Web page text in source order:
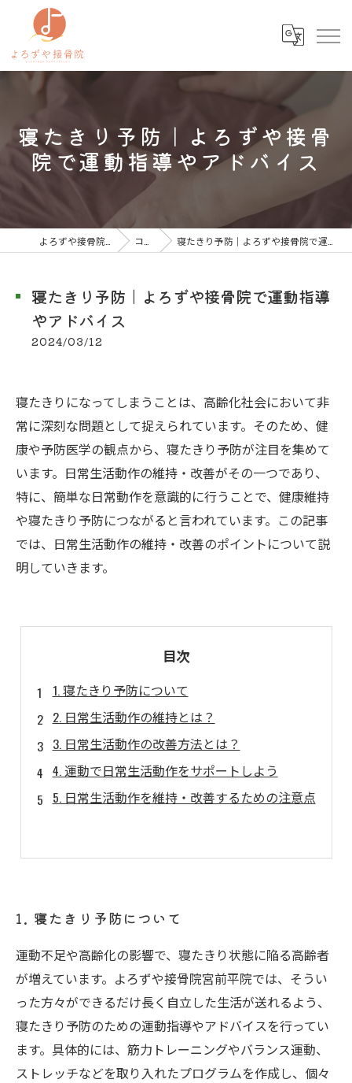
寝たきり予防｜よろずや接骨
院で運動指導やアドバイス
コラム 寝たきり予防｜よろずや接骨院で運動指導やアドバイス
寝たきり予防｜よろずや接骨院で運動指導
やアドバイス
2024/03/12
寝たきりになってしまうことは、高齢化社会において非
常に深刻な問題として捉えられています。そのため、健
康や予防医学の観点から、寝たきり予防が注目を集めて
います。日常生活動作の維持・改善がその一つであり、
特に、簡単な日常動作を意識的に行うことで、健康維持
や寝たきり予防につながると言われています。この記事
では、日常生活動作の維持・改善のポイントについて説
明していきます。
目次
1. 寝たきり予防について
2. 日常生活動作の維持とは？
3. 日常生活動作の改善方法とは？
4. 運動で日常生活動作をサポートしよう
5. 日常生活動作を維持・改善するための注意点
1. 寝たきり予防について
運動不足や高齢化の影響で、寝たきり状態に陥る高齢者
が増えています。よろずや接骨院宮前平院では、そうい
った方々ができるだけ長く自立した生活が送れるよう、
寝たきり予防のための運動指導やアドバイスを行ってい
ます。具体的には、筋力トレーニングやバランス運動、
ストレッチなどを取り入れたプログラムを作成し、個々